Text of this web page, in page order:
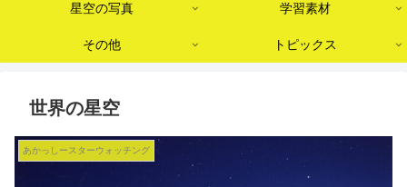
星空の写真 学習素材
その他 トピックス
世界の星空
あかっしースターウォッチング